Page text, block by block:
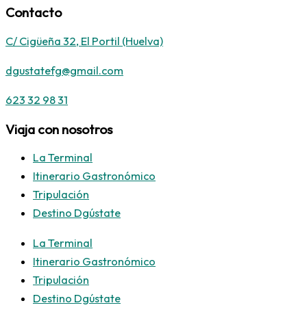
Contacto
C/ Cigüeña 32, El Portil (Huelva)
dgustatefg@gmail.com
623 32 98 31
Viaja con nosotros
La Terminal
Itinerario Gastronómico
Tripulación
Destino Dgústate
La Terminal
Itinerario Gastronómico
Tripulación
Destino Dgústate